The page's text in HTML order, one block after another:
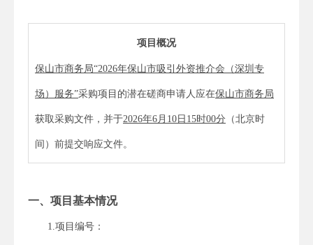
项目概况
保山市商务 局“2026年保山市吸引外资推介会（深圳专
场） 服务”采购项目的潜在磋商申请人应在保山市商务 局
获取采购文件，并于2026年6 月 10 日 15时00分 （北京时
间）前提交响应文件。
一、项目基本情况
1. 项目编号：